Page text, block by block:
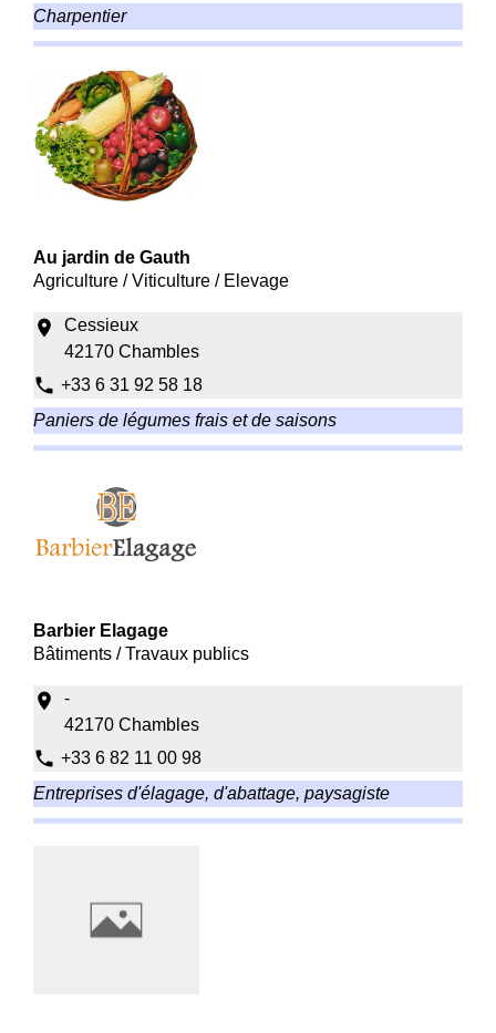
Charpentier
Au jardin de Gauth
Agriculture / Viticulture / Elevage
location_on
Cessieux
42170 Chambles
phone +33 6 31 92 58 18
Paniers de légumes frais et de saisons
Barbier Elagage
Bâtiments / Travaux publics
location_on
-
42170 Chambles
phone +33 6 82 11 00 98
Entreprises d'élagage, d'abattage, paysagiste